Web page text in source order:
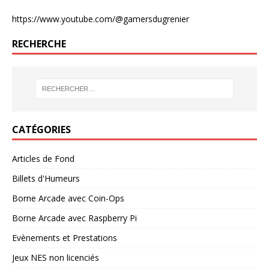
https://www.youtube.com/@gamersdugrenier
RECHERCHE
CATÉGORIES
Articles de Fond
Billets d'Humeurs
Borne Arcade avec Coin-Ops
Borne Arcade avec Raspberry Pi
Evènements et Prestations
Jeux NES non licenciés